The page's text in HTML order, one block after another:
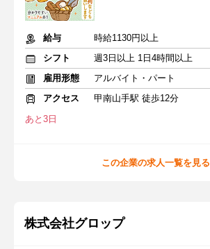
給与
時給1130円以上
シフト
週3日以上 1日4時間以上
雇用形態
アルバイト・パート
アクセス
甲南山手駅 徒歩12分
あと3日
この企業の求人一覧を見る
株式会社グロップ